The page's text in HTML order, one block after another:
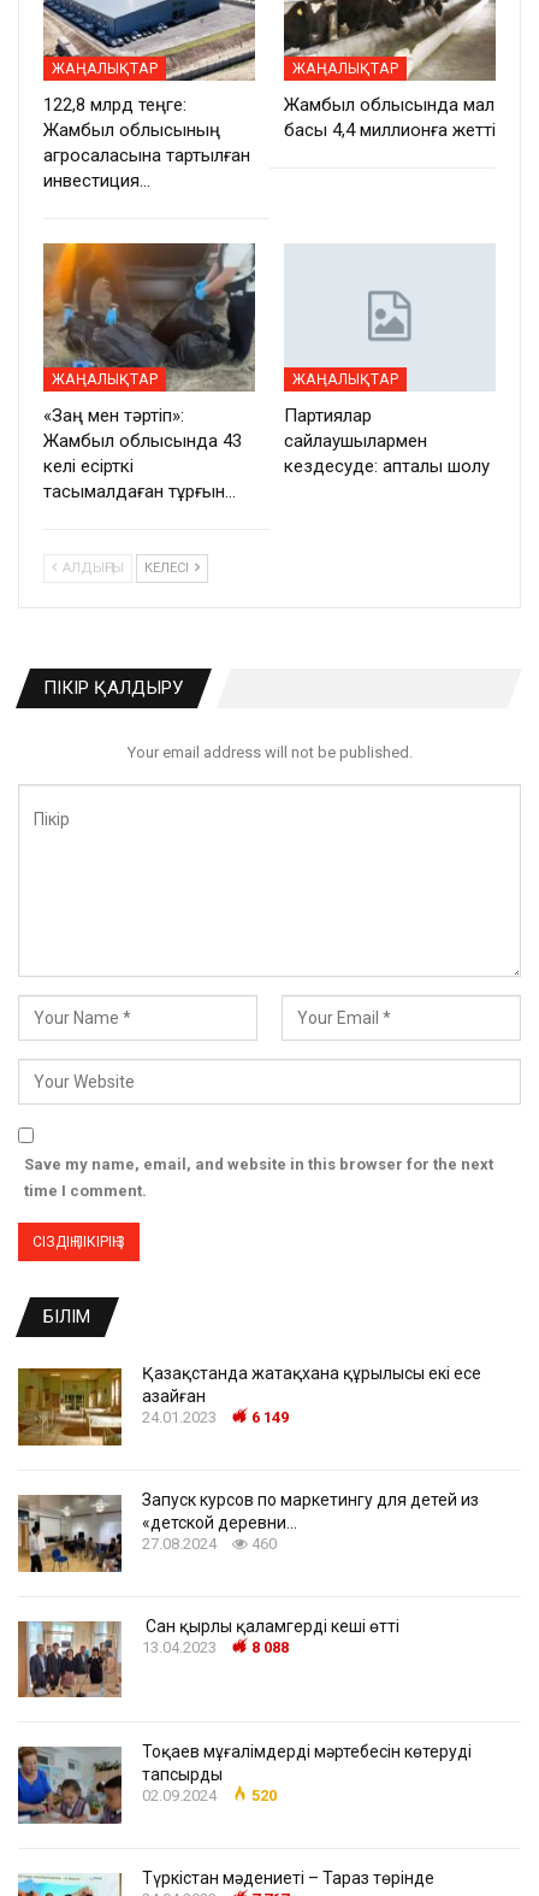
ЖАҢАЛЫҚТАР
122,8 млрд теңге:
Жамбыл облысының
агросаласына тартылған
инвестиция…
ЖАҢАЛЫҚТАР
Жамбыл облысында мал
басы 4,4 миллионға жетті
ЖАҢАЛЫҚТАР
«Заң мен тәртіп»:
Жамбыл облысында 43
келі есірткі
тасымалдаған тұрғын…
ЖАҢАЛЫҚТАР
Партиялар
сайлаушылармен
кездесуде: апталық шолу
АЛДЫҢҒЫ КЕЛЕСІ
ПІКІР ҚАЛДЫРУ
Your email address will not be published.
Save my name, email, and website in this browser for the next
time I comment.
БІЛІМ
Қазақстанда жатақхана құрылысы екі есе
азайған
24.01.2023 6 149
Запуск курсов по маркетингу для детей из
«детской деревни…
27.08.2024 460
Сан қырлы қаламгердің кеші өтті
13.04.2023 8 088
Тоқаев мұғалімдердің мәртебесін көтеруді
тапсырды
02.09.2024 520
Түркістан мәдениеті – Тараз төрінде